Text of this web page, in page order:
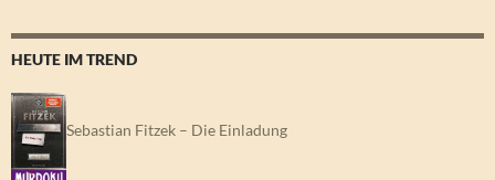
HEUTE IM TREND
Sebastian Fitzek – Die Einladung